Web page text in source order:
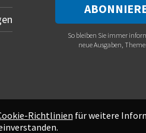
So bleiben Sie immer
neue Ausgaben,
Richtlinien für weitere